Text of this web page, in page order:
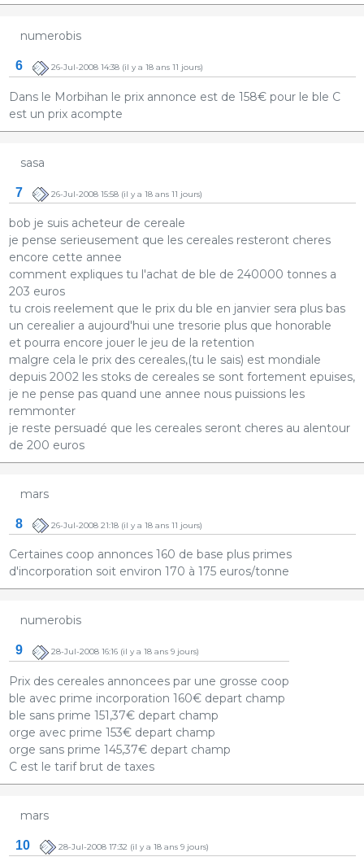
numerobis
6 26-Jul-2008 14:38(il y a 18 ans 11 jours)
Dans le Morbihan le prix annonce est de 158€ pour le ble C
est un prix acompte
sasa
7 26-Jul-2008 15:58(il y a 18 ans 11 jours)
bob je suis acheteur de cereale
je pense serieusement que les cereales resteront cheres
encore cette annee
comment expliques tu l'achat de ble de 240000 tonnes a
203 euros
tu crois reelement que le prix du ble en janvier sera plus bas
un cerealier a aujourd'hui une tresorie plus que honorable
et pourra encore jouer le jeu de la retention
malgre cela le prix des cereales,(tu le sais) est mondiale
depuis 2002 les stoks de cereales se sont fortement epuises,
je ne pense pas quand une annee nous puissions les
remmonter
je reste persuadé que les cereales seront cheres au alentour
de 200 euros
mars
8 26-Jul-2008 21:18(il y a 18 ans 11 jours)
Certaines coop annonces 160 de base plus primes
d'incorporation soit environ 170 à 175 euros/tonne
numerobis
9 28-Jul-2008 16:16(il y a 18 ans 9 jours)
Prix des cereales annoncees par une grosse coop
ble avec prime incorporation 160€ depart champ
ble sans prime 151,37€ depart champ
orge avec prime 153€ depart champ
orge sans prime 145,37€ depart champ
C est le tarif brut de taxes
mars
10 28-Jul-2008 17:32 (il y a 18 ans 9 jours)